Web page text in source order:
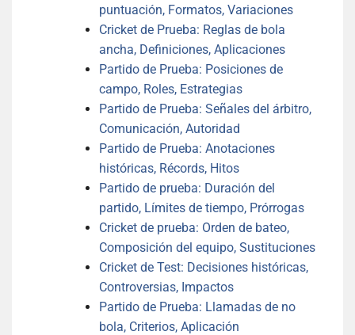
puntuación, Formatos, Variaciones
Cricket de Prueba: Reglas de bola
ancha, Definiciones, Aplicaciones
Partido de Prueba: Posiciones de
campo, Roles, Estrategias
Partido de Prueba: Señales del árbitro,
Comunicación, Autoridad
Partido de Prueba: Anotaciones
históricas, Récords, Hitos
Partido de prueba: Duración del
partido, Límites de tiempo, Prórrogas
Cricket de prueba: Orden de bateo,
Composición del equipo, Sustituciones
Cricket de Test: Decisiones históricas,
Controversias, Impactos
Partido de Prueba: Llamadas de no
bola, Criterios, Aplicación